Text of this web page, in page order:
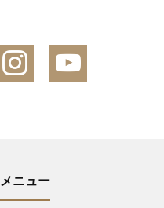
メニュー